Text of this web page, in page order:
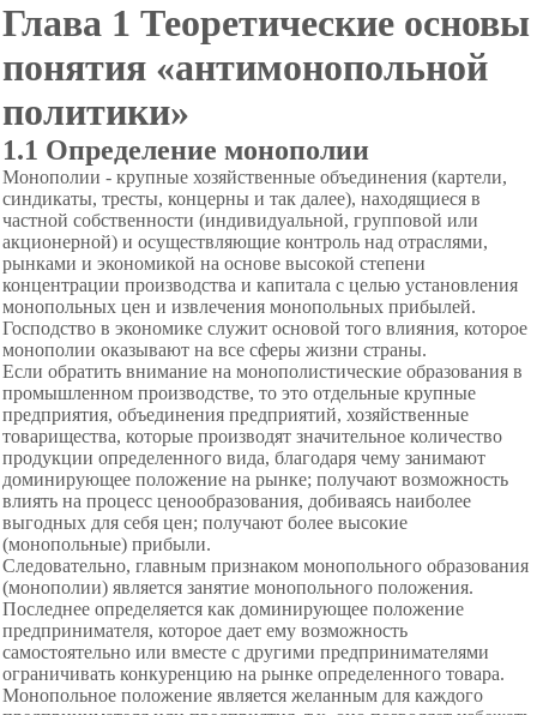
Глава 1 Теоретические основы
понятия «антимонопольной
политики»
1.1 Определение монополии
Монополии - крупные хозяйственные объединения (картели,
синдикаты, тресты, концерны и так далее), находящиеся в
частной собственности (индивидуальной, групповой или
акционерной) и осуществляющие контроль над отраслями,
рынками и экономикой на основе высокой степени
концентрации производства и капитала с целью установления
монопольных цен и извлечения монопольных прибылей.
Господство в экономике служит основой того влияния, которое
монополии оказывают на все сферы жизни страны.
Если обратить внимание на монополистические образования в
промышленном производстве, то это отдельные крупные
предприятия, объединения предприятий, хозяйственные
товарищества, которые производят значительное количество
продукции определенного вида, благодаря чему занимают
доминирующее положение на рынке; получают возможность
влиять на процесс ценообразования, добиваясь наиболее
выгодных для себя цен; получают более высокие
(монопольные) прибыли.
Следовательно, главным признаком монопольного образования
(монополии) является занятие монопольного положения.
Последнее определяется как доминирующее положение
предпринимателя, которое дает ему возможность
самостоятельно или вместе с другими предпринимателями
ограничивать конкуренцию на рынке определенного товара.
Монопольное положение является желанным для каждого